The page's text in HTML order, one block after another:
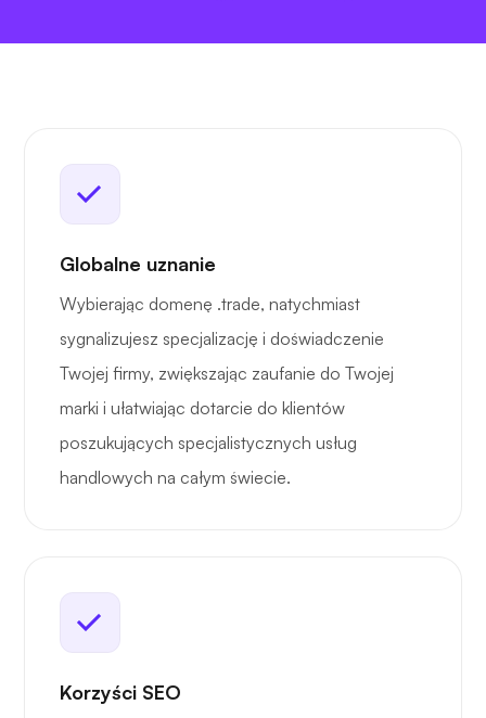
Globalne uznanie
Wybierając domenę .trade, natychmiast
sygnalizujesz specjalizację i doświadczenie
Twojej firmy, zwiększając zaufanie do Twojej
marki i ułatwiając dotarcie do klientów
poszukujących specjalistycznych usług
handlowych na całym świecie.
Korzyści SEO